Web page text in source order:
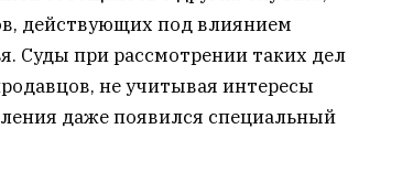
действующих под влиянием
Суды при рассмотрении таких дел
не учитывая интересы
даже появился специальный